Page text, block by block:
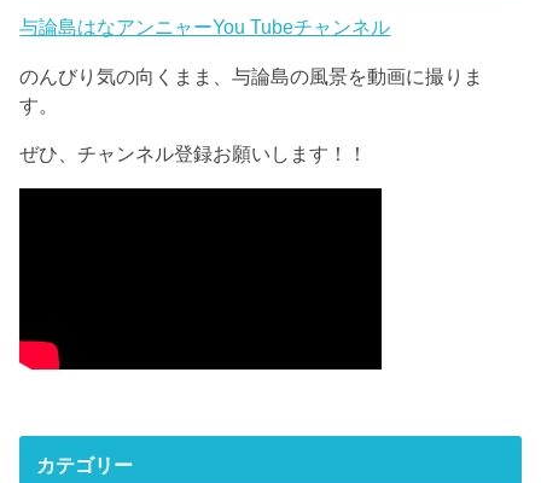
与論島はなアンニャーYou Tubeチャンネル
のんびり気の向くまま、与論島の風景を動画に撮りま
す。
ぜひ、チャンネル登録お願いします！！
カテゴリー